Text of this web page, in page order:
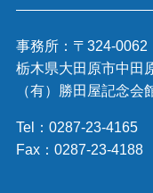
事務所：〒324-0062
栃木県大田原市中田
（有）勝田屋記念会
Tel：0287-23-4165
Fax：0287-23-4188